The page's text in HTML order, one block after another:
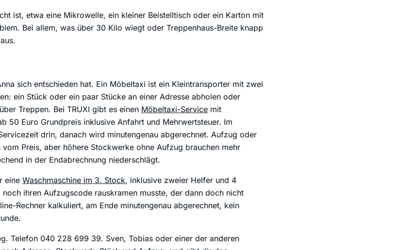
ist, etwa eine Mikrowelle, ein kleiner Beistelltisch oder ein Karton mit
Bei allem, was über 30 Kilo wiegt oder Treppenhaus-Breite knapp
sich entschieden hat. Ein Möbeltaxi ist ein Kleintransporter mit zwei
ein Stück oder ein paar Stücke an einer Adresse abholen oder
Treppen. Bei TRUXI gibt es einen Möbeltaxi-Service mit
50 Euro Grundpreis inklusive Anfahrt und Mehrwertsteuer. Im
drin, danach wird minutengenau abgerechnet. Aufzug oder
Preis, aber höhere Stockwerke ohne Aufzug brauchen mehr
in der Endabrechnung niederschlägt.
eine Waschmaschine im 3. Stock, inklusive zweier Helfer und 4
ihren Aufzugscode rauskramen musste, der dann doch nicht
Rechner kalkuliert, am Ende minutengenau abgerechnet, kein
Telefon 040 228 699 39. Sven, Tobias oder einer der anderen